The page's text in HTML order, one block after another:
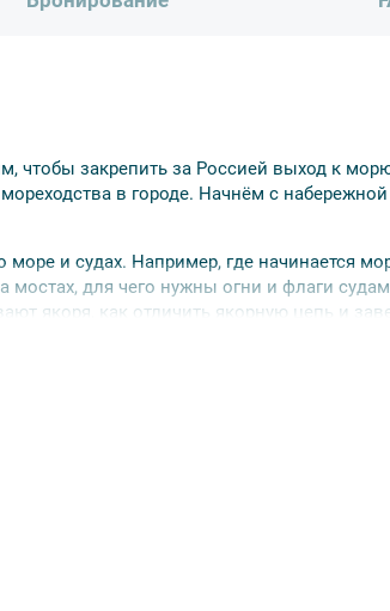
чтобы закрепить за Россией выход к
в городе. Начнём с набережной
и судах. Например, где начинается
мостах, для чего нужны огни и флаги
якоря, как отличить якорную цепь и
взять портативные бинокли или